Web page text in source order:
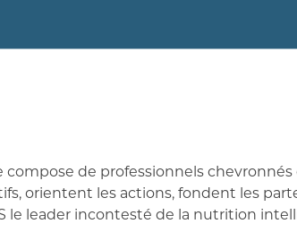
compose de professionnels
orientent les actions, fondent les
le leader incontesté de la nutrition